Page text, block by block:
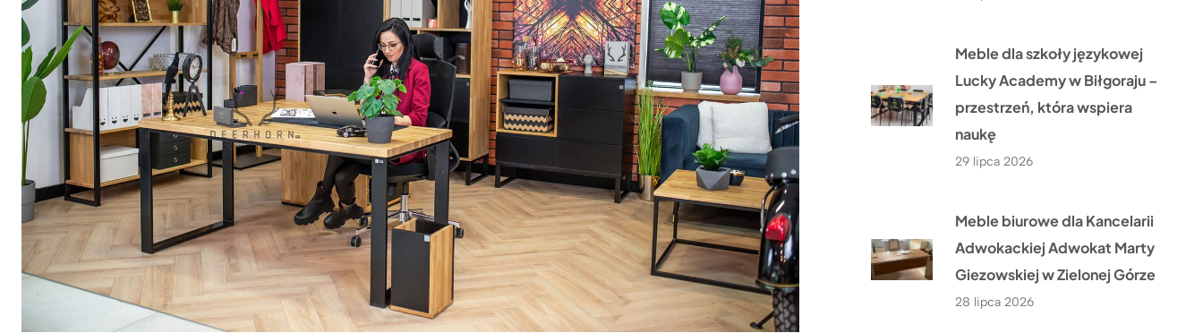
Meble dla szkoły językowej
Lucky Academy w Biłgoraju –
przestrzeń, która wspiera
naukę
29 lipca 2026
Meble biurowe dla Kancelarii
Adwokackiej Adwokat Marty
Giezowskiej w Zielonej Górze
28 lipca 2026